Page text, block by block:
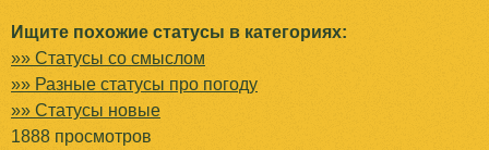
Ищите похожие статусы в категориях:
»» Статусы со смыслом
»» Разные статусы про погоду
»» Статусы новые
1888 просмотров